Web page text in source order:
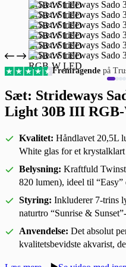
Fremragendepå
Sæt: Strideways
Light 30B III
Kvalitet: Håndlavet 20,5L
White glas for et
Belysning: Kraftfuld
820 lumen), ideel til
Styring: Inkluderer 7-trins
naturtro “Sunrise &
Anvendelse: Det absolut
kvalitetsbevidste akvarist,